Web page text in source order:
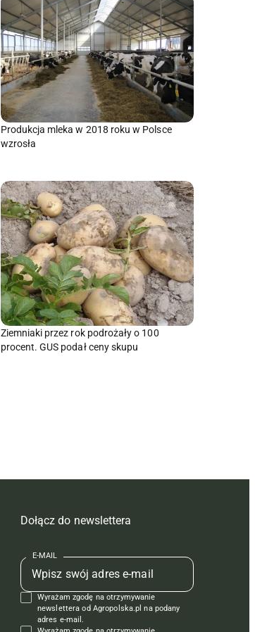
Produkcja mleka w 2018 roku w Polsce
wzrosła
Ziemniaki przez rok podrożały o 100
procent. GUS podał ceny skupu
Dołącz do newslettera
E-MAIL
Wyrażam zgodę na otrzymywanie
newslettera od Agropolska.pl na podany
adres e-mail.